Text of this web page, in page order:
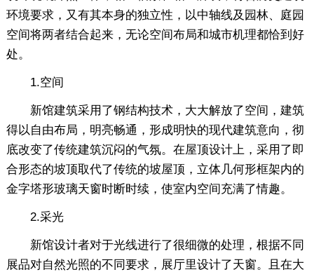
环境要求，又有其本身的独立性，以中轴线及园林、庭园
空间将两者结合起来，无论空间布局和城市机理都恰到好
处。
1.空间
新馆建筑采用了钢结构技术，大大解放了空间，建筑
得以自由布局，明亮畅通，形成明快的现代建筑意向，彻
底改变了传统建筑沉闷的气氛。在屋顶设计上，采用了即
合形态的坡顶取代了传统的坡屋顶，立体几何形框架内的
金字塔形玻璃天窗时断时续，使室内空间充满了情趣。
2.采光
新馆设计者对于光线进行了很细微的处理，根据不同
展品对自然光照的不同要求，展厅里设计了天窗。且在大